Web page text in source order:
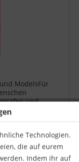
Technologien.
die auf eurem
Indem ihr auf
ModelsFür
und